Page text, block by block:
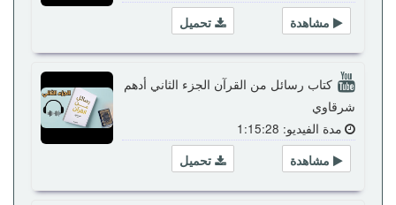
تحميل
مشاهدة
كتاب رسائل من القرآن الجزء الثاني أدهم
شرقاوي
مدة الفيديو: 1:15:28
تحميل
مشاهدة